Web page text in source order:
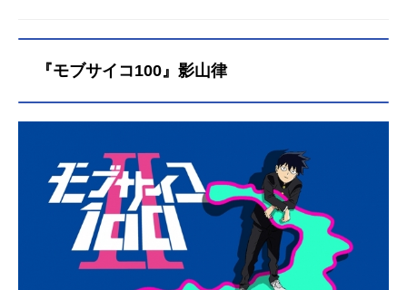
『モブサイコ100』影山律